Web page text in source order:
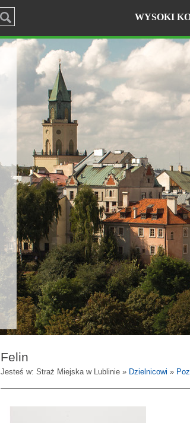
WYSOKI
Felin
Jesteś w: Straż Miejska w Lublinie » Dzielnicowi »